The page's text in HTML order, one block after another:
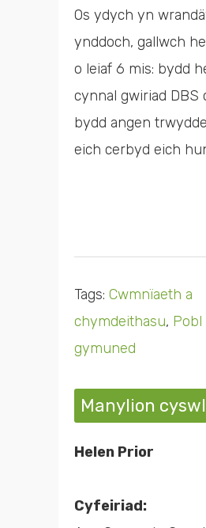
Os ydych yn
ynddoch, gallwch
o leiaf 6 mis: bydd
cynnal gwiriad
bydd angen
eich cerbyd eich
Tags: Cwmnïaeth a
chymdeithasu,
gymuned
Manylion
Helen Prior
Cyfeiriad: